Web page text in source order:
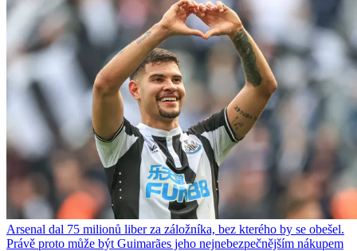
Arsenal dal 75 milionů liber za záložníka, bez kterého by se obešel.
Právě proto může být Guimarães jeho nejnebezpečnějším nákupem